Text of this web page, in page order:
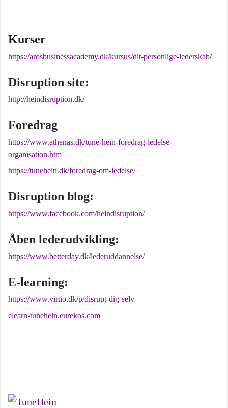
Kurser
https://arosbusinessacademy.dk/kursus/dit-personlige-lederskab/
Disruption site:
http://heindisruption.dk/
Foredrag
https://www.athenas.dk/tune-hein-foredrag-ledelse-
organisation.htm
https://tunehein.dk/foredrag-om-ledelse/
Disruption blog:
https://www.facebook.com/heindisruption/
Åben lederudvikling:
https://www.betterday.dk/lederuddannelse/
E-learning:
https://www.virtio.dk/p/disrupt-dig-selv
elearn-tunehein.eurekos.com